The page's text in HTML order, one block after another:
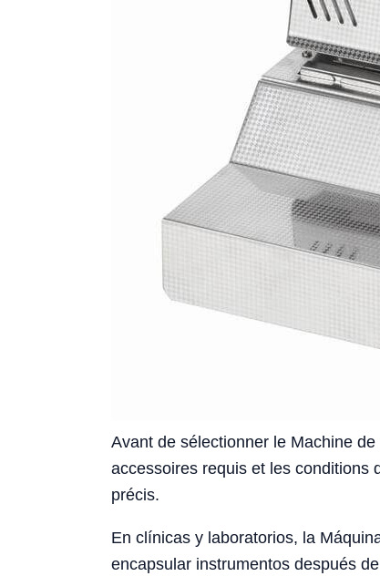
Avant de sélectionner le Machine
accessoires requis et les conditions
précis.
En clínicas y laboratorios, la
encapsular instrumentos después